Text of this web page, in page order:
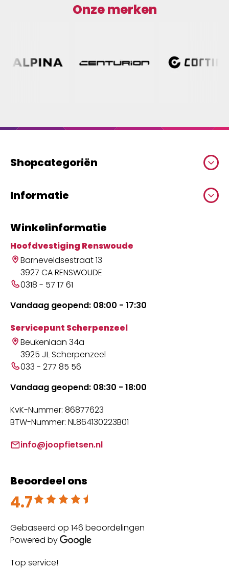
Onze merken
Shopcategoriën
Informatie
Winkelinformatie
Hoofdvestiging Renswoude
Barneveldsestraat 13
3927 CA RENSWOUDE
0318 - 57 17 61
Vandaag geopend: 08:00 - 17:30
Servicepunt Scherpenzeel
Beukenlaan 34a
3925 JL Scherpenzeel
033 - 277 85 56
Vandaag geopend: 08:30 - 18:00
KvK-Nummer: 86877623
BTW-Nummer: NL864130223B01
info@joopfietsen.nl
Beoordeel ons
4.7
Beoordeeld met 4.7 uit 5
Gebaseerd op 146 beoordelingen
Powered by
Top service!